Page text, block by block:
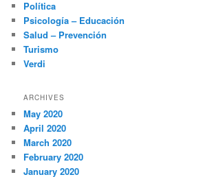
Política
Psicología – Educación
Salud – Prevención
Turismo
Verdi
ARCHIVES
May 2020
April 2020
March 2020
February 2020
January 2020